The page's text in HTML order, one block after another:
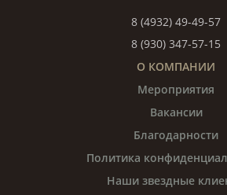
8 (4932) 49-49-57
8 (930) 347-57-15
О КОМПАНИИ
Мероприятия
Вакансии
Благодарности
Политика
Наши звездные